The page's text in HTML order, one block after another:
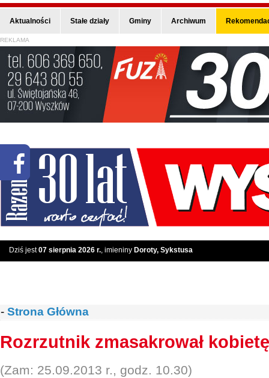
Aktualności Stałe działy Gminy Archiwum
REKLAMA
Dziś jest07 sierpnia 2026 r., imieniny Doroty, Sykstusa
- Strona Główna
Rozrzutnik zmasakrował kobietę
(Zam: 25.09.2013 r., godz. 10.30)